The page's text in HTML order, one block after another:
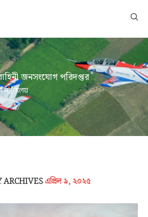
জনসংযোগ পরিদপ্তর
মন্ত্রণালয়
ARCHIVESএপ্রিল ৯, ২০২৫